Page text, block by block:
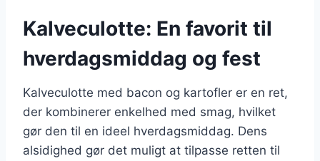
Kalveculotte: En favorit til
hverdagsmiddag og fest
Kalveculotte med bacon og kartofler er en ret,
der kombinerer enkelhed med smag, hvilket
gør den til en ideel hverdagsmiddag. Dens
alsidighed gør det muligt at tilpasse retten til